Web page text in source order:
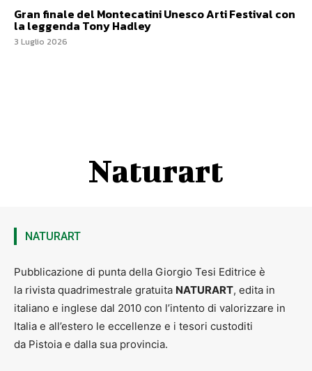
Gran finale del Montecatini Unesco Arti Festival con
la leggenda Tony Hadley
3 Luglio 2026
Naturart
NATURART
Pubblicazione di punta della Giorgio Tesi Editrice è
la rivista quadrimestrale gratuita NATURART, edita in
italiano e inglese dal 2010 con l’intento di valorizzare in
Italia e all’estero le eccellenze e i tesori custoditi
da Pistoia e dalla sua provincia.